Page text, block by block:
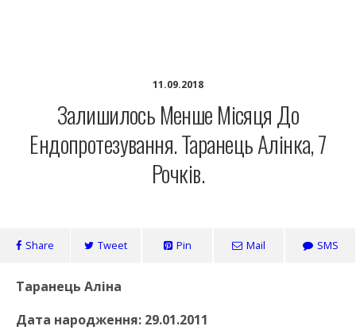
11.09.2018
Залишилось Менше Місяця До
Ендопротезування. Таранець Алінка, 7
Рочків.
Share Tweet Pin Mail SMS
Таранець Аліна
Дата народження: 29.01.2011